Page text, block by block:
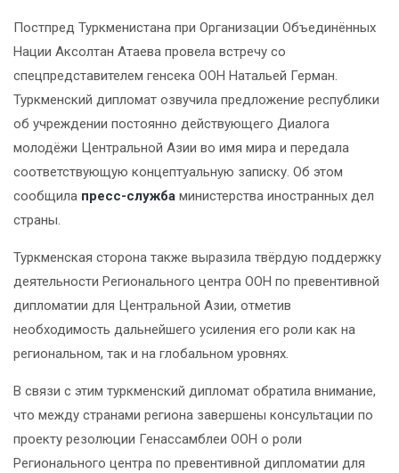
Постпред Туркменистана при Организации Объединённых
Нации Аксолтан Атаева провела встречу со
спецпредставителем генсека ООН Натальей Герман.
Туркменский дипломат озвучила предложение республики
об учреждении постоянно действующего Диалога
молодёжи Центральной Азии во имя мира и передала
соответствующую концептуальную записку. Об этом
сообщила пресс-служба министерства иностранных дел
страны.
Туркменская сторона также выразила твёрдую поддержку
деятельности Регионального центра ООН по превентивной
дипломатии для Центральной Азии, отметив
необходимость дальнейшего усиления его роли как на
региональном, так и на глобальном уровнях.
В связи с этим туркменский дипломат обратила внимание,
что между странами региона завершены консультации по
проекту резолюции Генассамблеи ООН о роли
Регионального центра по превентивной дипломатии для